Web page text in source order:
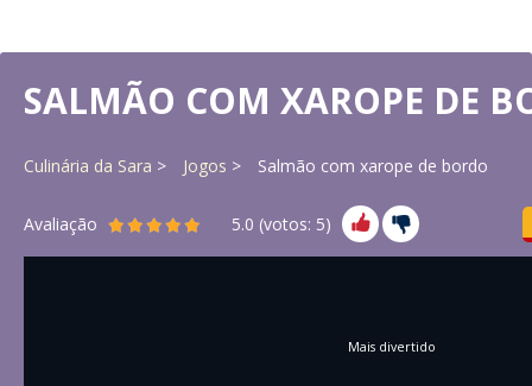
SALMÃO COM XAROPE DE
Culinária da Sara Jogos Salmão com xarope de bordo
Avaliação 5.0 (votos: 5)
Mais divertido